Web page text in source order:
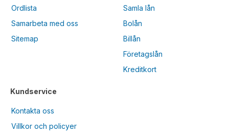
Ordlista
Samarbeta med oss
Sitemap
Kundservice
Kontakta oss
Villkor och policyer
Samla lån
Bolån
Billån
Företagslån
Kreditkort